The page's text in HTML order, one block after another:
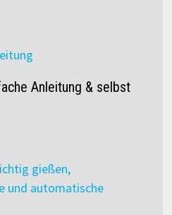
Anleitung & selbst